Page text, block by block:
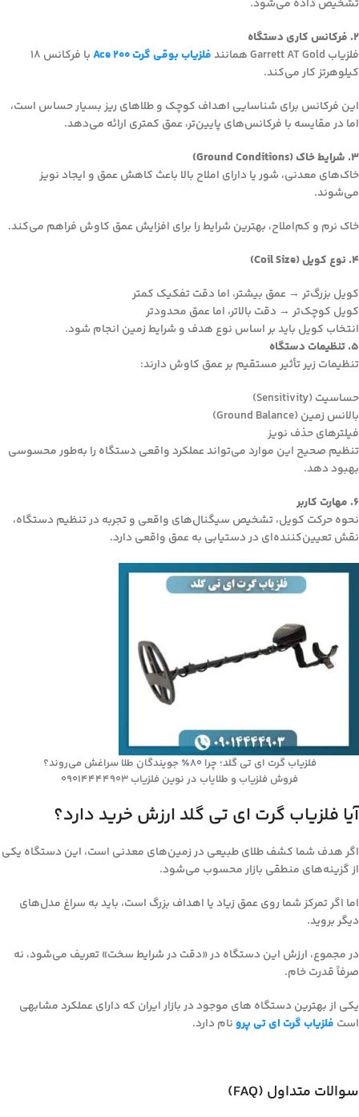
تشخیص داده می‌شود.
2. فرکانس کاری دستگاه
فلزیاب Garrett AT Gold همانند
فلزیاب بوقی گرت Ace 200
با فرکانس 18
کیلوهرتز کار می‌کند.
این فرکانس برای شناسایی اهداف کوچک و طلاهای ریز بسیار حساس است،
اما در مقایسه با فرکانس‌های پایین‌تر، عمق کمتری ارائه می‌دهد.
3. شرایط خاک (Ground Conditions)
خاک‌های معدنی، شور یا دارای املاح بالا باعث کاهش عمق و ایجاد نویز
می‌شوند.
خاک نرم و کم‌املاح، بهترین شرایط را برای افزایش عمق کاوش فراهم می‌کند.
4. نوع کویل (Coil Size)
کویل بزرگ‌تر → عمق بیشتر، اما دقت تفکیک کمتر
کویل کوچک‌تر → دقت بالاتر، اما عمق محدودتر
انتخاب کویل باید بر اساس نوع هدف و شرایط زمین انجام شود.
5. تنظیمات دستگاه
تنظیمات زیر تأثیر مستقیم بر عمق کاوش دارند:
حساسیت (Sensitivity)
بالانس زمین (Ground Balance)
فیلترهای حذف نویز
تنظیم صحیح این موارد می‌تواند عملکرد واقعی دستگاه را به‌طور محسوسی
بهبود دهد.
6. مهارت کاربر
نحوه حرکت کویل، تشخیص سیگنال‌های واقعی و تجربه در تنظیم دستگاه،
نقش تعیین‌کننده‌ای در دستیابی به عمق واقعی دارد.
فلزیاب گرت ای تی گلد؛ چرا ۸۰٪ جویندگان طلا سراغش می‌روند؟
فروش فلزیاب و طلایاب در نوین فلزیاب 09014444903
آیا فلزیاب گرت ای تی گلد ارزش خرید دارد؟
اگر هدف شما کشف طلای طبیعی در زمین‌های معدنی است، این دستگاه یکی
از گزینه‌های منطقی بازار محسوب می‌شود.
اما اگر تمرکز شما روی عمق زیاد یا اهداف بزرگ است، باید به سراغ مدل‌های
دیگر بروید.
در مجموع، ارزش این دستگاه در «دقت در شرایط سخت» تعریف می‌شود، نه
صرفاً قدرت خام.
یکی از بهترین دستگاه های موجود در بازار ایران که دارای عملکرد مشابهی
است فلزیاب گرت ای تی پرونام دارد.
سوالات متداول (FAQ)